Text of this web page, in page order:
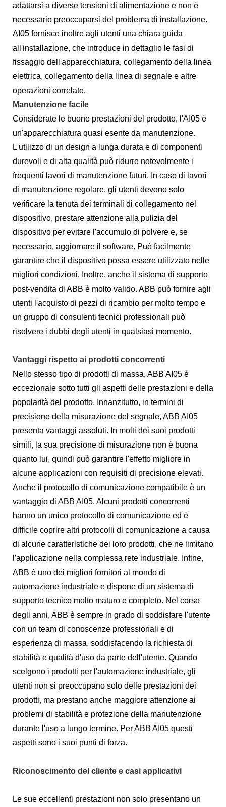
adattarsi a diverse tensioni di alimentazione e non è
necessario preoccuparsi del problema di installazione.
AI05 fornisce inoltre agli utenti una chiara guida
all'installazione, che introduce in dettaglio le fasi di
fissaggio dell'apparecchiatura, collegamento della linea
elettrica, collegamento della linea di segnale e altre
operazioni correlate.
Manutenzione facile
Considerate le buone prestazioni del prodotto, l'AI05 è
un'apparecchiatura quasi esente da manutenzione.
L'utilizzo di un design a lunga durata e di componenti
durevoli e di alta qualità può ridurre notevolmente i
frequenti lavori di manutenzione futuri. In caso di lavori
di manutenzione regolare, gli utenti devono solo
verificare la tenuta dei terminali di collegamento nel
dispositivo, prestare attenzione alla pulizia del
dispositivo per evitare l'accumulo di polvere e, se
necessario, aggiornare il software. Può facilmente
garantire che il dispositivo possa essere utilizzato nelle
migliori condizioni. Inoltre, anche il sistema di supporto
post-vendita di ABB è molto valido. ABB può fornire agli
utenti l'acquisto di pezzi di ricambio per molto tempo e
un gruppo di consulenti tecnici professionali può
risolvere i dubbi degli utenti in qualsiasi momento.
Vantaggi rispetto ai prodotti concorrenti
Nello stesso tipo di prodotti di massa, ABB AI05 è
eccezionale sotto tutti gli aspetti delle prestazioni e della
popolarità del prodotto. Innanzitutto, in termini di
precisione della misurazione del segnale, ABB AI05
presenta vantaggi assoluti. In molti dei suoi prodotti
simili, la sua precisione di misurazione non è buona
quanto lui, quindi può garantire l'effetto migliore in
alcune applicazioni con requisiti di precisione elevati.
Anche il protocollo di comunicazione compatibile è un
vantaggio di ABB AI05. Alcuni prodotti concorrenti
hanno un unico protocollo di comunicazione ed è
difficile coprire altri protocolli di comunicazione a causa
di alcune caratteristiche dei loro prodotti, che ne limitano
l'applicazione nella complessa rete industriale. Infine,
ABB è uno dei migliori fornitori al mondo di
automazione industriale e dispone di un sistema di
supporto tecnico molto maturo e completo. Nel corso
degli anni, ABB è sempre in grado di soddisfare l'utente
con un team di conoscenze professionali e di
esperienza di massa, soddisfacendo la richiesta di
stabilità e qualità d'uso da parte dell'utente. Quando
scelgono i prodotti per l'automazione industriale, gli
utenti non si preoccupano solo delle prestazioni dei
prodotti, ma prestano anche maggiore attenzione ai
problemi di stabilità e protezione della manutenzione
durante l'uso a lungo termine. Per ABB AI05 questi
aspetti sono i suoi punti di forza.
Riconoscimento del cliente e casi applicativi
Le sue eccellenti prestazioni non solo presentano un